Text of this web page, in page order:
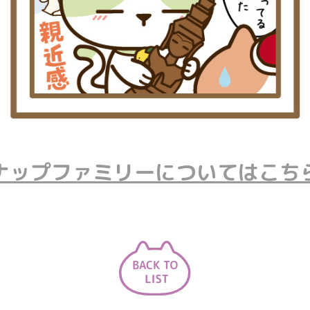
ップファミリーについてはこち